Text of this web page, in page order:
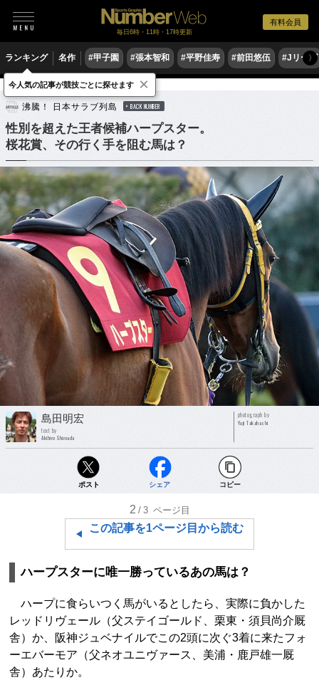
有料会員
毎日6時・11時・17時更新
ランキング 名作 #甲子園 #張本智和 #平野佳寿 #前田悠伍 #Jリーグ
〉
競馬
沸騰！ 日本サラブ列島 BACK NUMBER
性別を超えた王者候補ハープスター。
桜花賞、その行く手を阻む馬は？
島田明宏
text by
Akihiro Shimada
photograph by
Yuji Takahashi
ポスト シェア コピー
2 /3 ページ目
この記事を1ページ目から読む
ハープスターに唯一勝っているあの馬は？
ハープに食らいつく馬がいるとしたら、実際に負かした
レッドリヴェール（父ステイゴールド、栗東・須貝尚介厩
舎）か、阪神ジュベナイルでこの2頭に次ぐ3着に来たフォ
ーエバーモア（父ネオユニヴァース、美浦・鹿戸雄一厩
舎）あたりか。
今人気の記事が競技ごとに探せます ×